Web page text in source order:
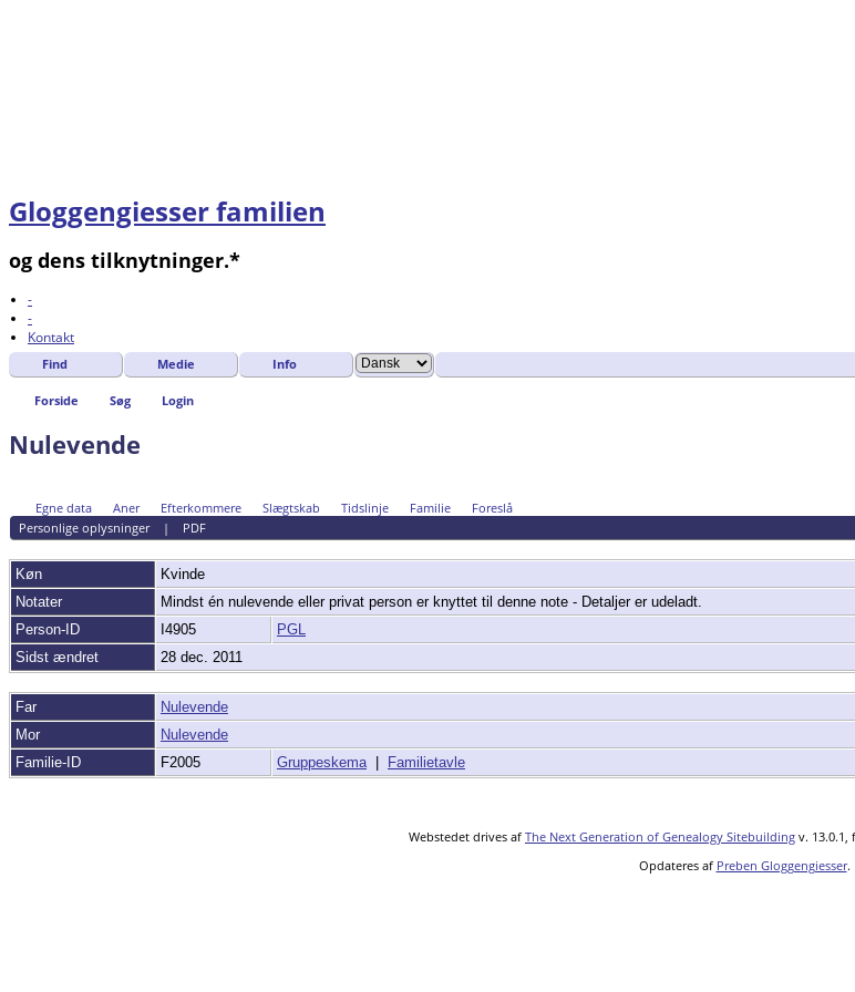
Gloggengiesser familien
og dens tilknytninger.*
-
-
Kontakt
Find Medie Info
Forside Søg Login
Nulevende
Egne data Aner Efterkommere Slægtskab Tidslinje Familie
Foreslå
Personlige oplysninger| PDF
Køn
Kvinde
Notater
Mindst én nulevende eller privat person er knyttet til denne note - Detaljer er udeladt.
Person-ID
I4905
PGL
Sidst ændret
28 dec. 2011
Far
Nulevende
Mor
Nulevende
Familie-ID
F2005 Gruppeskema| Familietavle
Webstedet drives af The Next Generation of Genealogy Sitebuilding v. 13.0.1,
Opdateres af Preben Gloggengiesser.